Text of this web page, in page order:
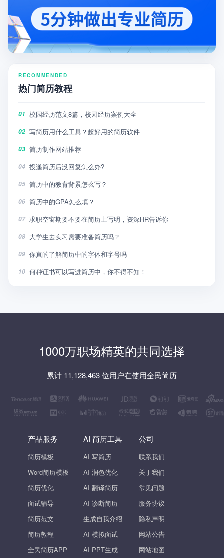
RECOMMENDED
热门简历教程
01 校园经历范文8篇，校园经历案例大全
02 写简历用什么工具？超好用的简历软件
03 简历制作网站推荐
04 投递简历后没回复怎么办?
05 简历中的教育背景怎么写？
06 简历中的GPA怎么填？
07 求职空窗期要不要在简历上写明，资深HR告诉你
08 大学生去实习需要准备简历吗？
09 你真的了解简历中的字体和字号吗
10 何种证书可以写进简历中，你不得不知！
1000万职场精英的共同选择
累计 11,128,463 位用户在使用全民简历
产品服务
简历模板
Word简历模板
简历优化
面试辅导
简历范文
简历教程
全民简历APP
AI 简历工具
AI 写简历
AI 润色优化
AI 翻译简历
AI 诊断简历
生成自我介绍
AI 模拟面试
AI PPT生成
公司
联系我们
关于我们
常见问题
服务协议
隐私声明
网站公告
网站地图